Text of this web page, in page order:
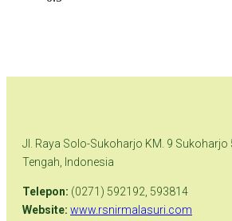
Jl. Raya Solo-Sukoharjo KM. 9 Sukoharjo
Tengah, Indonesia
Telepon: (0271) 592192, 593814
Website: www.rsnirmalasuri.com